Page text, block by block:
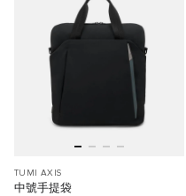
TUMI AXIS
中號手提袋